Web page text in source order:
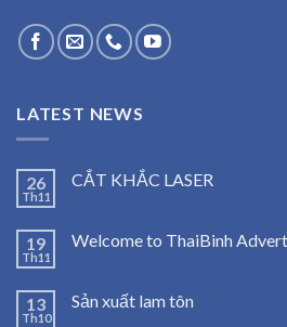
LATEST NEWS
26
Th11
CẮT KHẮC LASER
19
Th11
Welcome to ThaiBinh
13
Th10
Sản xuất lam tôn